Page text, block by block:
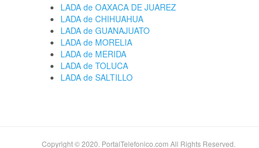
LADA de OAXACA DE JUAREZ
LADA de CHIHUAHUA
LADA de GUANAJUATO
LADA de MORELIA
LADA de MERIDA
LADA de TOLUCA
LADA de SALTILLO
Copyright © 2020. PortalTelefonico.com All Rights Reserved.